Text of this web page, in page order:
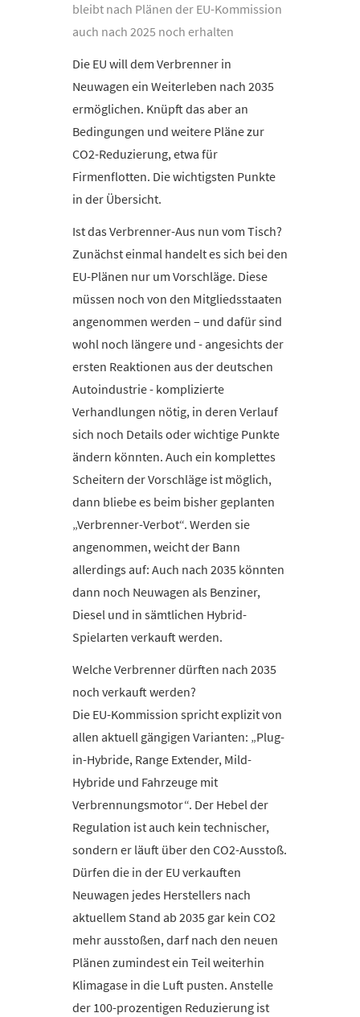
bleibt nach Plänen der EU-Kommission
auch nach 2025 noch erhalten
Die EU will dem Verbrenner in
Neuwagen ein Weiterleben nach 2035
ermöglichen. Knüpft das aber an
Bedingungen und weitere Pläne zur
CO2-Reduzierung, etwa für
Firmenflotten. Die wichtigsten Punkte
in der Übersicht.
Ist das Verbrenner-Aus nun vom Tisch?
Zunächst einmal handelt es sich bei den
EU-Plänen nur um Vorschläge. Diese
müssen noch von den Mitgliedsstaaten
angenommen werden – und dafür sind
wohl noch längere und - angesichts der
ersten Reaktionen aus der deutschen
Autoindustrie - komplizierte
Verhandlungen nötig, in deren Verlauf
sich noch Details oder wichtige Punkte
ändern könnten. Auch ein komplettes
Scheitern der Vorschläge ist möglich,
dann bliebe es beim bisher geplanten
„Verbrenner-Verbot“. Werden sie
angenommen, weicht der Bann
allerdings auf: Auch nach 2035 könnten
dann noch Neuwagen als Benziner,
Diesel und in sämtlichen Hybrid-
Spielarten verkauft werden.
Welche Verbrenner dürften nach 2035
noch verkauft werden?
Die EU-Kommission spricht explizit von
allen aktuell gängigen Varianten: „Plug-
in-Hybride, Range Extender, Mild-
Hybride und Fahrzeuge mit
Verbrennungsmotor“. Der Hebel der
Regulation ist auch kein technischer,
sondern er läuft über den CO2-Ausstoß.
Dürfen die in der EU verkauften
Neuwagen jedes Herstellers nach
aktuellem Stand ab 2035 gar kein CO2
mehr ausstoßen, darf nach den neuen
Plänen zumindest ein Teil weiterhin
Klimagase in die Luft pusten. Anstelle
der 100-prozentigen Reduzierung ist